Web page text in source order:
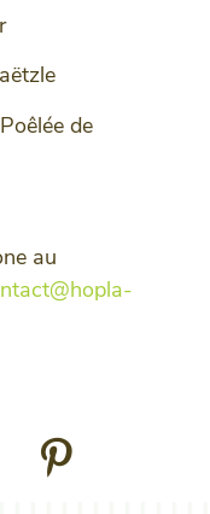
de
au